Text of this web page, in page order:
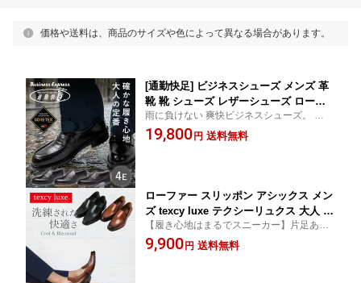
価格や送料は、商品のサイズや色によって異なる場合があります。
[通勤快足] ビジネスシューズ メンズ 革
靴 靴 シューズ レザーシューズ ローフ
ァー スリッポン コインローファー フォ
ーマル レザー ブラック スタイリッシュ
雨に負けない 爽快ビジネスシューズ。 牛革
本革 アサヒシューズ 通勤快足 濡れにくい
蒸れにくい 滑りにくい
19,800円 送料無料
ローファー スリッポン アシックス メン
ズ texcy luxe テクシーリュクス 大人 上
質 ビジネスシューズ シューズ 3E 革靴
ビジネス フォーマル 通勤 靴 紳士 オフ
【履き心地はまるでスニーカー】片足あた
り約300gと 超軽量 の ローファー 【 24.5c
m 〜 28cm 】texy luxe テクリーリュクスシ
9,900円 送料無料